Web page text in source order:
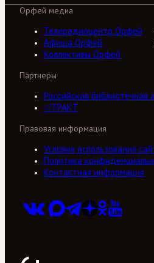
Орфей медиа
Телерадиоцентр Орфей
Афиша Орфей
Коллективы Орфей
Партнеры
Российская библиотечная
///ТРАКТ
Правовая информация
Условия использования
Политика
Контактная информация